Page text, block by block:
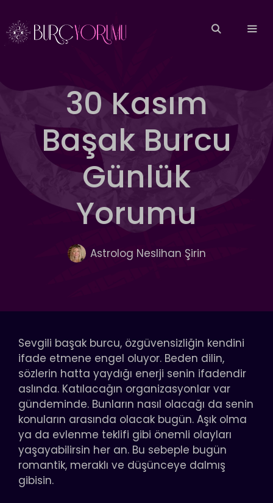
atla
30 Kasım
Başak Burcu
Günlük
Yorumu
Astrolog Neslihan Şirin
Sevgili başak burcu, özgüvensizliğin kendini
ifade etmene engel oluyor. Beden dilin,
sözlerin hatta yaydığı enerji senin ifadendir
aslında. Katılacağın organizasyonlar var
gündeminde. Bunların nasıl olacağı da senin
konuların arasında olacak bugün. Aşık olma
ya da evlenme teklifi gibi önemli olayları
yaşayabilirsin her an. Bu sebeple bugün
romantik, meraklı ve düşünceye dalmış
gibisin.